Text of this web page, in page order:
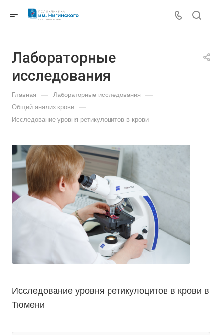
Лабораторные
исследования
Главная — Лабораторные исследования —
Общий анализ крови —
Исследование уровня ретикулоцитов в крови
Исследование уровня ретикулоцитов в крови в
Тюмени